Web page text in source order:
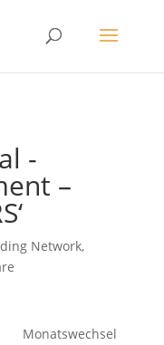
-
–
Network,
Monatswechsel